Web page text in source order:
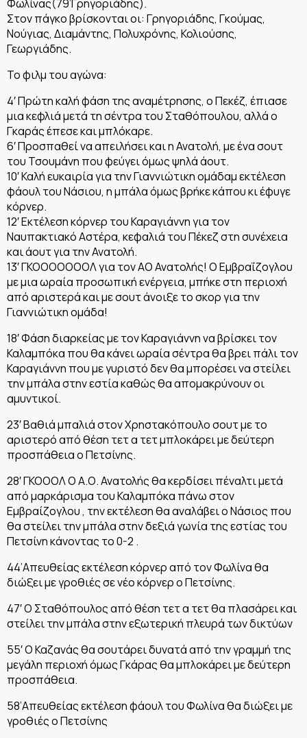
Φωλίνας(79’Γρηγοριάδης).
Στον πάγκο βρίσκονται οι: Γρηγοριάδης, Γκούμας,
Νούγιας, Διαμάντης, Πολυχρόνης, Κολιούσης,
Γεωργιάδης.
Το φιλμ του αγώνα:
4′ Πρώτη καλή φάση της αναμέτρησης, ο Πεκέζ, έπιασε
μια κεφλιά μετά τη σέντρα του Σταθόπουλου, αλλά ο
Γκαράς έπεσε και μπλόκαρε.
6′ Προσπαθεί να απειλήσει και η Ανατολή, με ένα σουτ
του Τσουμάνη που φεύγει όμως ψηλά άουτ.
10′ Καλή ευκαιρία για την Γιαννιώτικη ομάδαμ εκτέλεση
φάουλ του Νάσιου, η μπάλα όμως βρήκε κάπου κι έφυγε
κόρνερ.
12′ Εκτέλεση κόρνερ του Καραγιάννη για τον
Ναυπακτιακό Αστέρα, κεφαλιά του Πέκεζ στη συνέχεια
και άουτ για την Ανατολή.
13′ ΓΚΟΟΟΟΟΟΟΛ για τον ΑΟ Ανατολής! Ο Εμβραΐζογλου
με μια ωραία προσωπική ενέργεια, μπήκε στη περιοχή
από αριστερά και με σουτ άνοιξε το σκορ για την
Γιαννιώτικη ομάδα!
18′ Φάση διαρκείας με τον Καραγιάννη να βρίσκει τον
Καλαμπόκα που θα κάνει ωραία σέντρα θα βρει πάλι τον
Καραγιάννη που με γυριστό δεν θα μπορέσει να στείλει
την μπάλα στην εστία καθώς θα απομακρύνουν οι
αμυντικοί.
23′ Βαθιά μπαλιά στον Χρηστακόπουλο σουτ με το
αριστερό από θέση τετ α τετ μπλοκάρει με δεύτερη
προσπάθεια ο Πετσίνης.
28′ ΓΚΟΟΟΛ Ο Α.Ο. Ανατολής θα κερδίσει πέναλτι μετά
από μαρκάρισμα του Καλαμπόκα πάνω στον
Εμβραίζογλου , την εκτέλεση θα αναλάβει ο Νάσιος που
θα στείλει την μπάλα στην δεξιά γωνία της εστίας του
Πετσίνη κάνοντας το 0-2 .
44’Απευθείας εκτέλεση κόρνερ από τον Φωλίνα θα
διώξει με γροθιές σε νέο κόρνερ ο Πετσίνης.
47′ Ο Σταθόπουλος από θέση τετ α τετ θα πλασάρει και
στείλει την μπάλα στην εξωτερική πλευρά των δικτύων
55′ Ο Καζανάς θα σουτάρει δυνατά από την γραμμή της
μεγάλη περιοχή όμως Γκάρας θα μπλοκάρει με δεύτερη
προσπάθεια.
58’Απευθείας εκτέλεση φάουλ του Φωλίνα θα διώξει με
γροθιές ο Πετσίνης